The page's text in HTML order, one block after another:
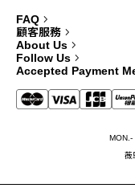
FAQ
顧客服務
About Us
Follow Us
Accepted Payment
薇